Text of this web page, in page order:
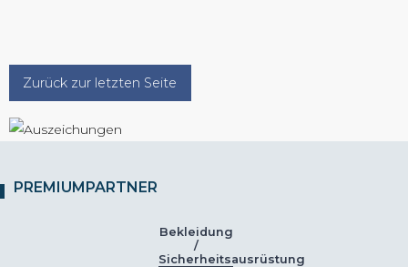
Zurück zur letzten Seite
PREMIUMPARTNER
Bekleidung
/
Sicherheitsausrüstung